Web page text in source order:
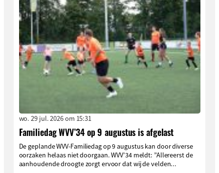
wo. 29 jul. 2026 om 15:31
Familiedag WVV’34 op 9 augustus is afgelast
De geplande WVV-Familiedag op 9 augustus kan door diverse
oorzaken helaas niet doorgaan. WVV’34 meldt: ”Allereerst de
aanhoudende droogte zorgt ervoor dat wij de velden...